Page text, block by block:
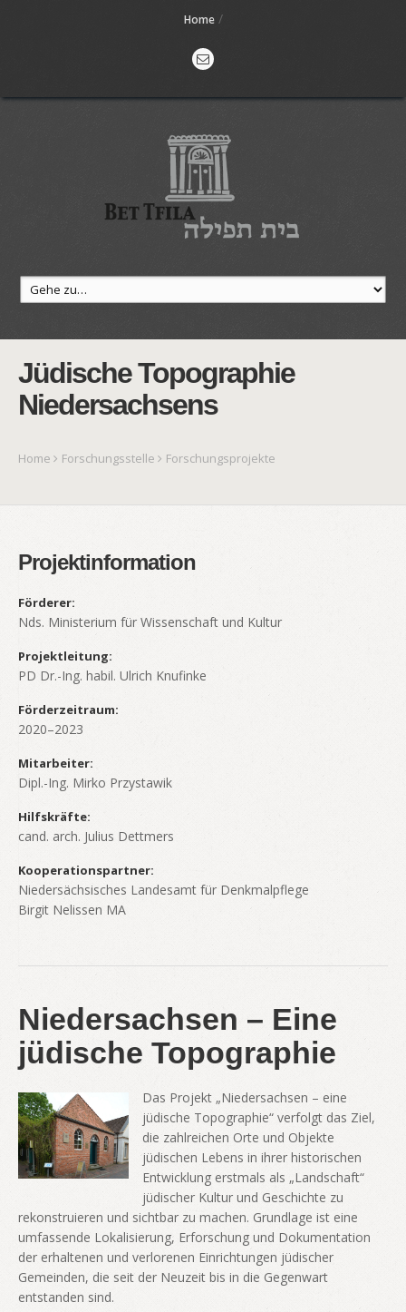
Home/
Jüdische Topographie
Niedersachsens
Home Forschungsstelle Forschungsprojekte
Projektinformation
Förderer:
Nds. Ministerium für Wissenschaft und Kultur
Projektleitung:
PD Dr.-Ing. habil. Ulrich Knufinke
Förderzeitraum:
2020–2023
Mitarbeiter:
Dipl.-Ing. Mirko Przystawik
Hilfskräfte:
cand. arch. Julius Dettmers
Kooperationspartner:
Niedersächsisches Landesamt für Denkmalpflege
Birgit Nelissen MA
Niedersachsen – Eine
jüdische Topographie
Das Projekt „Niedersachsen – eine
jüdische Topographie“ verfolgt das Ziel,
die zahlreichen Orte und Objekte
jüdischen Lebens in ihrer historischen
Entwicklung erstmals als „Landschaft“
jüdischer Kultur und Geschichte zu
rekonstruieren und sichtbar zu machen. Grundlage ist eine
umfassende Lokalisierung, Erforschung und Dokumentation
der erhaltenen und verlorenen Einrichtungen jüdischer
Gemeinden, die seit der Neuzeit bis in die Gegenwart
entstanden sind.